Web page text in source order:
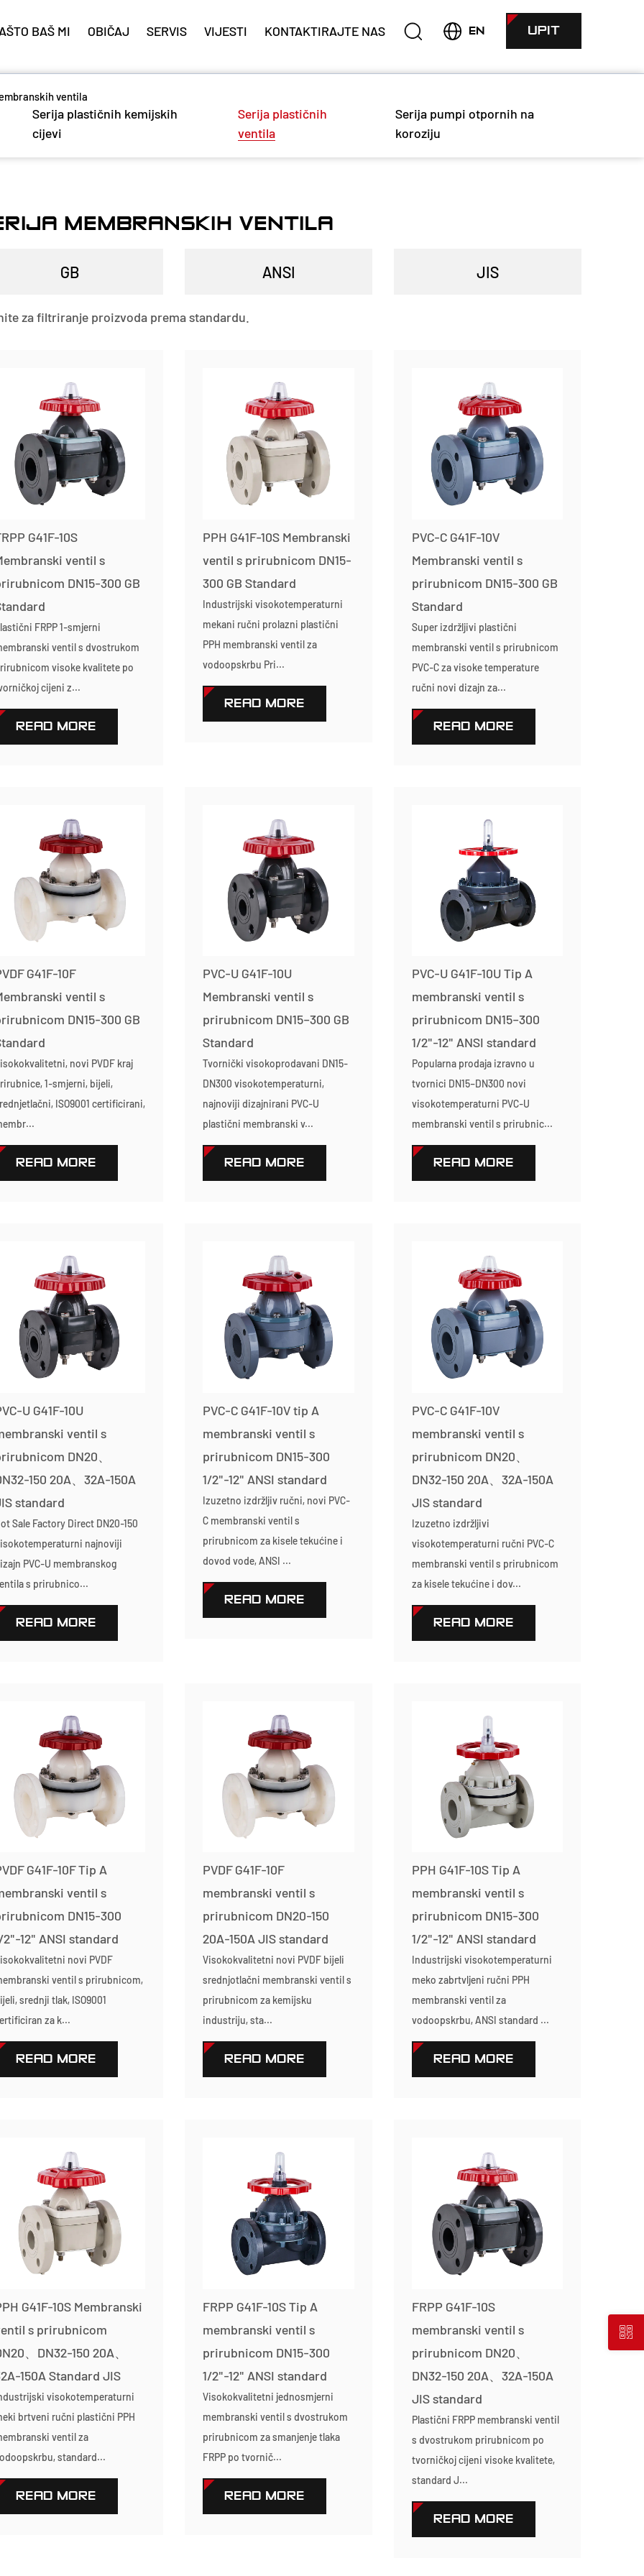
BAŠ MI OBIČAJ SERVIS VIJESTI KONTAKTIRAJTE NAS EN UPIT
ventila
Serija plastičnih kemijskih
cijevi
Serija plastičnih
ventila
Serija pumpi otpornih na
koroziju
MEMBRANSKIH VENTILA
za filtriranje proizvoda prema standardu.
G41F-10S
ventil s
DN15-300 GB
FRPP 1-smjerni
ventil s dvostrukom
visoke kvalitete po
cijeni z...
READ MORE
PPH G41F-10S Membranski
ventil s prirubnicom DN15-
300 GB Standard
Industrijski visokotemperaturni
mekani ručni prolazni plastični
PPH membranski ventil za
vodoopskrbu Pri...
READ MORE
PVC-C G41F-10V
Membranski ventil s
prirubnicom DN15-300 GB
Standard
Super izdržljivi plastični
membranski ventil s prirubnicom
PVC-C za visoke temperature
ručni novi dizajn za...
READ MORE
G41F-10F
ventil s
DN15-300 GB
novi PVDF kraj
1-smjerni, bijeli,
ISO9001 certificirani,
READ MORE
PVC-U G41F-10U
Membranski ventil s
prirubnicom DN15–300 GB
Standard
Tvornički visokoprodavani DN15-
DN300 visokotemperaturni,
najnoviji dizajnirani PVC-U
plastični membranski v...
READ MORE
PVC-U G41F-10U Tip A
membranski ventil s
prirubnicom DN15–300
1/2"-12" ANSI standard
Popularna prodaja izravno u
tvornici DN15–DN300 novi
visokotemperaturni PVC-U
membranski ventil s prirubnic...
READ MORE
U G41F-10U
ventil s
DN20、
150 20A、32A-150A
standard
Sale Factory Direct DN20-150
najnoviji
PVC-U membranskog
s prirubnico...
READ MORE
PVC-C G41F-10V tip A
membranski ventil s
prirubnicom DN15-300
1/2"-12" ANSI standard
Izuzetno izdržljiv ručni, novi PVC-
C membranski ventil s
prirubnicom za kisele tekućine i
dovod vode, ANSI ...
READ MORE
PVC-C G41F-10V
membranski ventil s
prirubnicom DN20、
DN32-150 20A、32A-150A
JIS standard
Izuzetno izdržljivi
visokotemperaturni ručni PVC-C
membranski ventil s prirubnicom
za kisele tekućine i dov...
READ MORE
G41F-10F Tip A
ventil s
DN15-300
2"-12" ANSI standard
novi PVDF
ventil s prirubnicom,
srednji tlak, ISO9001
za k...
READ MORE
PVDF G41F-10F
membranski ventil s
prirubnicom DN20-150
20A-150A JIS standard
Visokokvalitetni novi PVDF bijeli
srednjotlačni membranski ventil s
prirubnicom za kemijsku
industriju, sta...
READ MORE
PPH G41F-10S Tip A
membranski ventil s
prirubnicom DN15-300
1/2"-12" ANSI standard
Industrijski visokotemperaturni
meko zabrtvljeni ručni PPH
membranski ventil za
vodoopskrbu, ANSI standard ...
READ MORE
G41F-10S Membranski
s prirubnicom
、DN32-150 20A、
150A Standard JIS
visokotemperaturni
brtveni ručni plastični PPH
ventil za
standard...
READ MORE
FRPP G41F-10S Tip A
membranski ventil s
prirubnicom DN15-300
1/2"-12" ANSI standard
Visokokvalitetni jednosmjerni
membranski ventil s dvostrukom
prirubnicom za smanjenje tlaka
FRPP po tvornič...
READ MORE
FRPP G41F-10S
membranski ventil s
prirubnicom DN20、
DN32-150 20A、32A-150A
JIS standard
Plastični FRPP membranski ventil
s dvostrukom prirubnicom po
tvorničkoj cijeni visoke kvalitete,
standard J...
READ MORE